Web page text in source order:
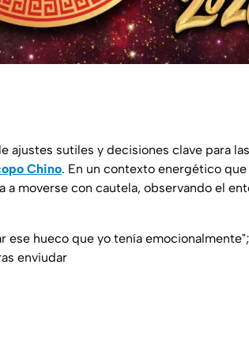
ajustes sutiles y decisiones clave para
Chino. En un contexto energético
moverse con cautela, observando el
ese hueco que yo tenía
enviudar